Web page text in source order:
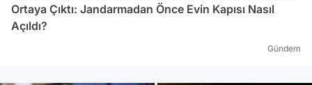
Ortaya Çıktı: Jandarmadan Önce Evin Kapısı Nasıl
Açıldı?
Gündem